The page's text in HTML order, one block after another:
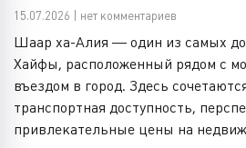
15.07.2026 | нет комментариев
Шаар ха-Алия — один из самых
Хайфы, расположенный рядом с
въездом в город. Здесь
транспортная доступность,
привлекательные цены на